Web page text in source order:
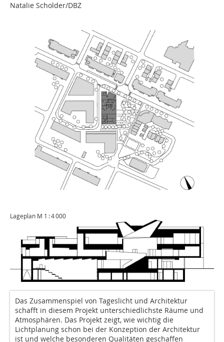
Natalie Scholder/DBZ
Lageplan M 1 : 4 000
Das Zusammenspiel von Tageslicht und Architektur
schafft in diesem Projekt unterschiedlichste Räume und
Atmosphären. Das Projekt zeigt, wie wichtig die
Lichtplanung schon bei der Konzeption der Architektur
ist und welche besonderen Qualitäten geschaffen